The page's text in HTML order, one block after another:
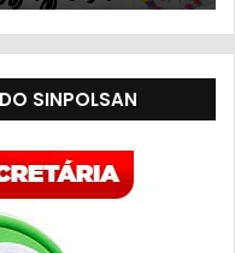
SINPOLSAN